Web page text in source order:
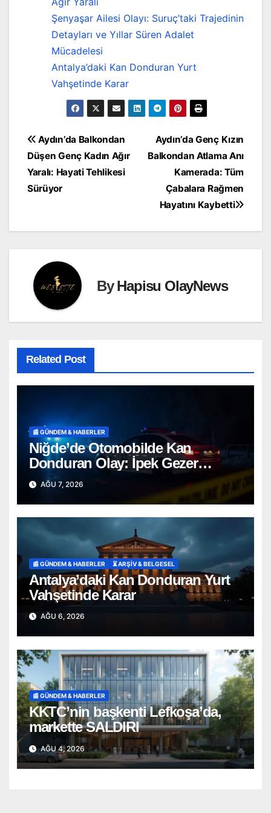
Şenyaşar Ailesi Olayı: Suruç’taki Trajedinin
Detayları ve Yıllar Süren Adalet
Mücadelesi
Antalya’daki Kan Donduran Yurt
Vahşetinde Karar
Yazı
gezinmesi
Aydın’da Genç Kızın
Balkondan Atlama Anı
Kamerada: Tüm
Çabalara Rağmen
Hayatını Kaybetti
Aydın’da Balkondan
Düşen Genç Kadın Ağır
Yaralı: Hayati Tehlikesi
Sürüyor
ByHapisu OlayNews
Related Post
📰 GÜNDEM & HABERLER
Niğde’de Otomobilde Kan
Donduran Olay: İpek Gezer
Hayatını Kaybetti, Ömer O. Ağır
Yaralı
AĞU 7, 2026
📰 GÜNDEM & HABERLER ⏳ ARŞİV & BELGESEL
Antalya’daki Kan Donduran Yurt
Vahşetinde Karar
AĞU 6, 2026
📰 GÜNDEM & HABERLER
KKTC’nin başkenti Lefkoşa’da,
markette SALDIRI
AĞU 4, 2026